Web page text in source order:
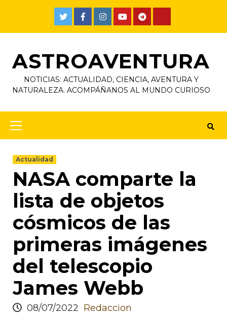
ASTROAVENTURA
NOTICIAS: ACTUALIDAD, CIENCIA, AVENTURA Y
NATURALEZA. ACOMPÁÑANOS AL MUNDO CURIOSO
Actualidad
NASA comparte la
lista de objetos
cósmicos de las
primeras imágenes
del telescopio
James Webb
08/07/2022 Redaccion